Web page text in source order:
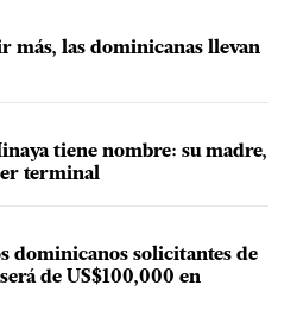
más, las dominicanas llevan
tiene nombre: su madre,
terminal
dominicanos solicitantes de
de US$100,000 en